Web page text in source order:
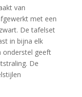
van
met een
De tafelset
in bijna elk
onderstel geeft
De